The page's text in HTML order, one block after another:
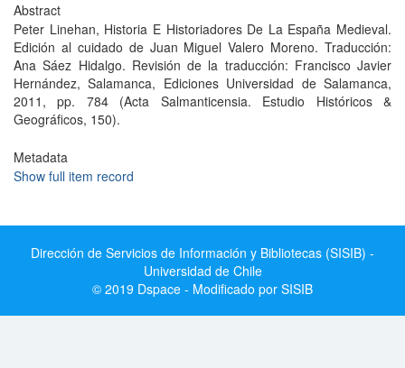
Abstract
Peter Linehan, Historia E Historiadores De La España Medieval.
Edición al cuidado de Juan Miguel Valero Moreno. Traducción:
Ana Sáez Hidalgo. Revisión de la traducción: Francisco Javier
Hernández, Salamanca, Ediciones Universidad de Salamanca,
2011, pp. 784 (Acta Salmanticensia. Estudio Históricos &
Geográficos, 150).
Metadata
Show full item record
Dirección de Servicios de Información y Bibliotecas (SISIB) -
Universidad de Chile
© 2019 Dspace - Modificado por SISIB